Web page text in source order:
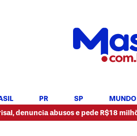
PR SP MUNDO
abusos e pede R$18 milhões •